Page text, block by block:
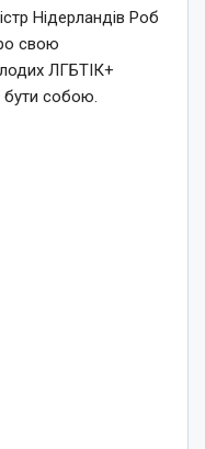
Нідерландів Роб
свою
ЛГБТІК+
бути собою.